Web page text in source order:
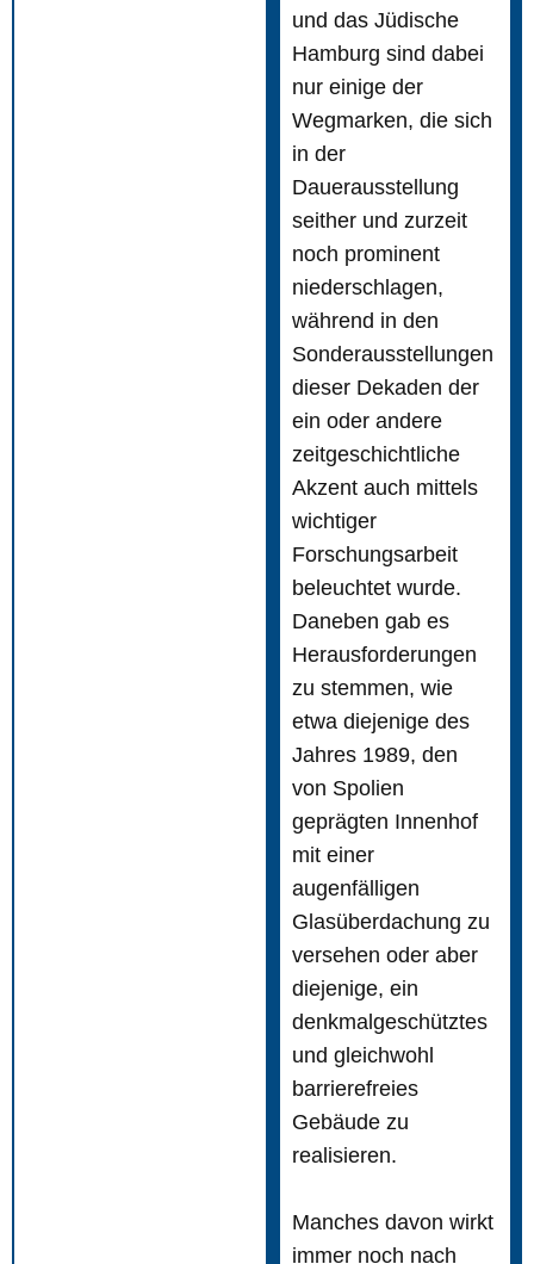
und das Jüdische
Hamburg sind dabei
nur einige der
Wegmarken, die sich
in der
Dauerausstellung
seither und zurzeit
noch prominent
niederschlagen,
während in den
Sonderausstellungen
dieser Dekaden der
ein oder andere
zeitgeschichtliche
Akzent auch mittels
wichtiger
Forschungsarbeit
beleuchtet wurde.
Daneben gab es
Herausforderungen
zu stemmen, wie
etwa diejenige des
Jahres 1989, den
von Spolien
geprägten Innenhof
mit einer
augenfälligen
Glasüberdachung zu
versehen oder aber
diejenige, ein
denkmalgeschütztes
und gleichwohl
barrierefreies
Gebäude zu
realisieren.
Manches davon wirkt
immer noch nach